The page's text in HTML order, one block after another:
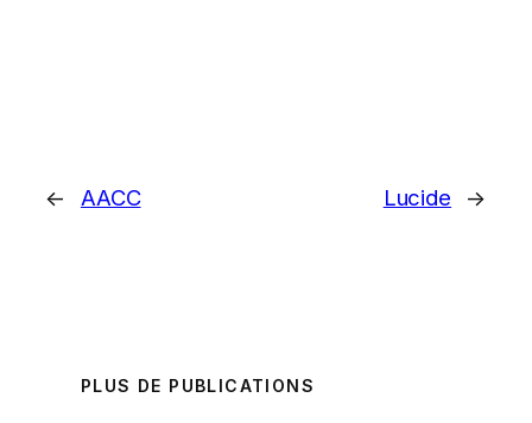
← AACC Lucide →
PLUS DE PUBLICATIONS